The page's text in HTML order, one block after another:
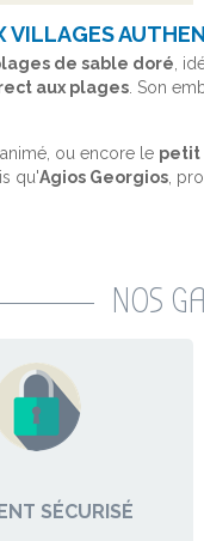
VILLAGES
de sable doré,
aux plages. Son
ou encore le petit
qu'Agios Georgios,
NOS
SÉCURISÉ